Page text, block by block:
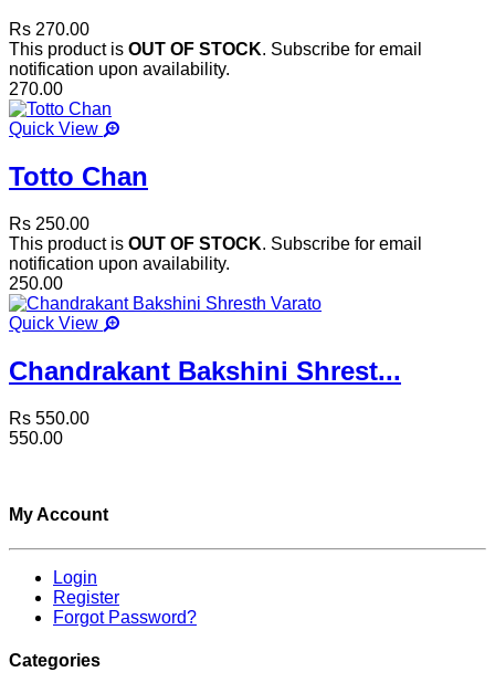
Rs 270.00
This product is OUT OF STOCK. Subscribe for email
notification upon availability.
270.00
Quick View
Totto Chan
Rs 250.00
This product is OUT OF STOCK. Subscribe for email
notification upon availability.
250.00
Quick View
Chandrakant Bakshini Shrest...
Rs 550.00
550.00
My Account
Login
Register
Forgot Password?
Categories